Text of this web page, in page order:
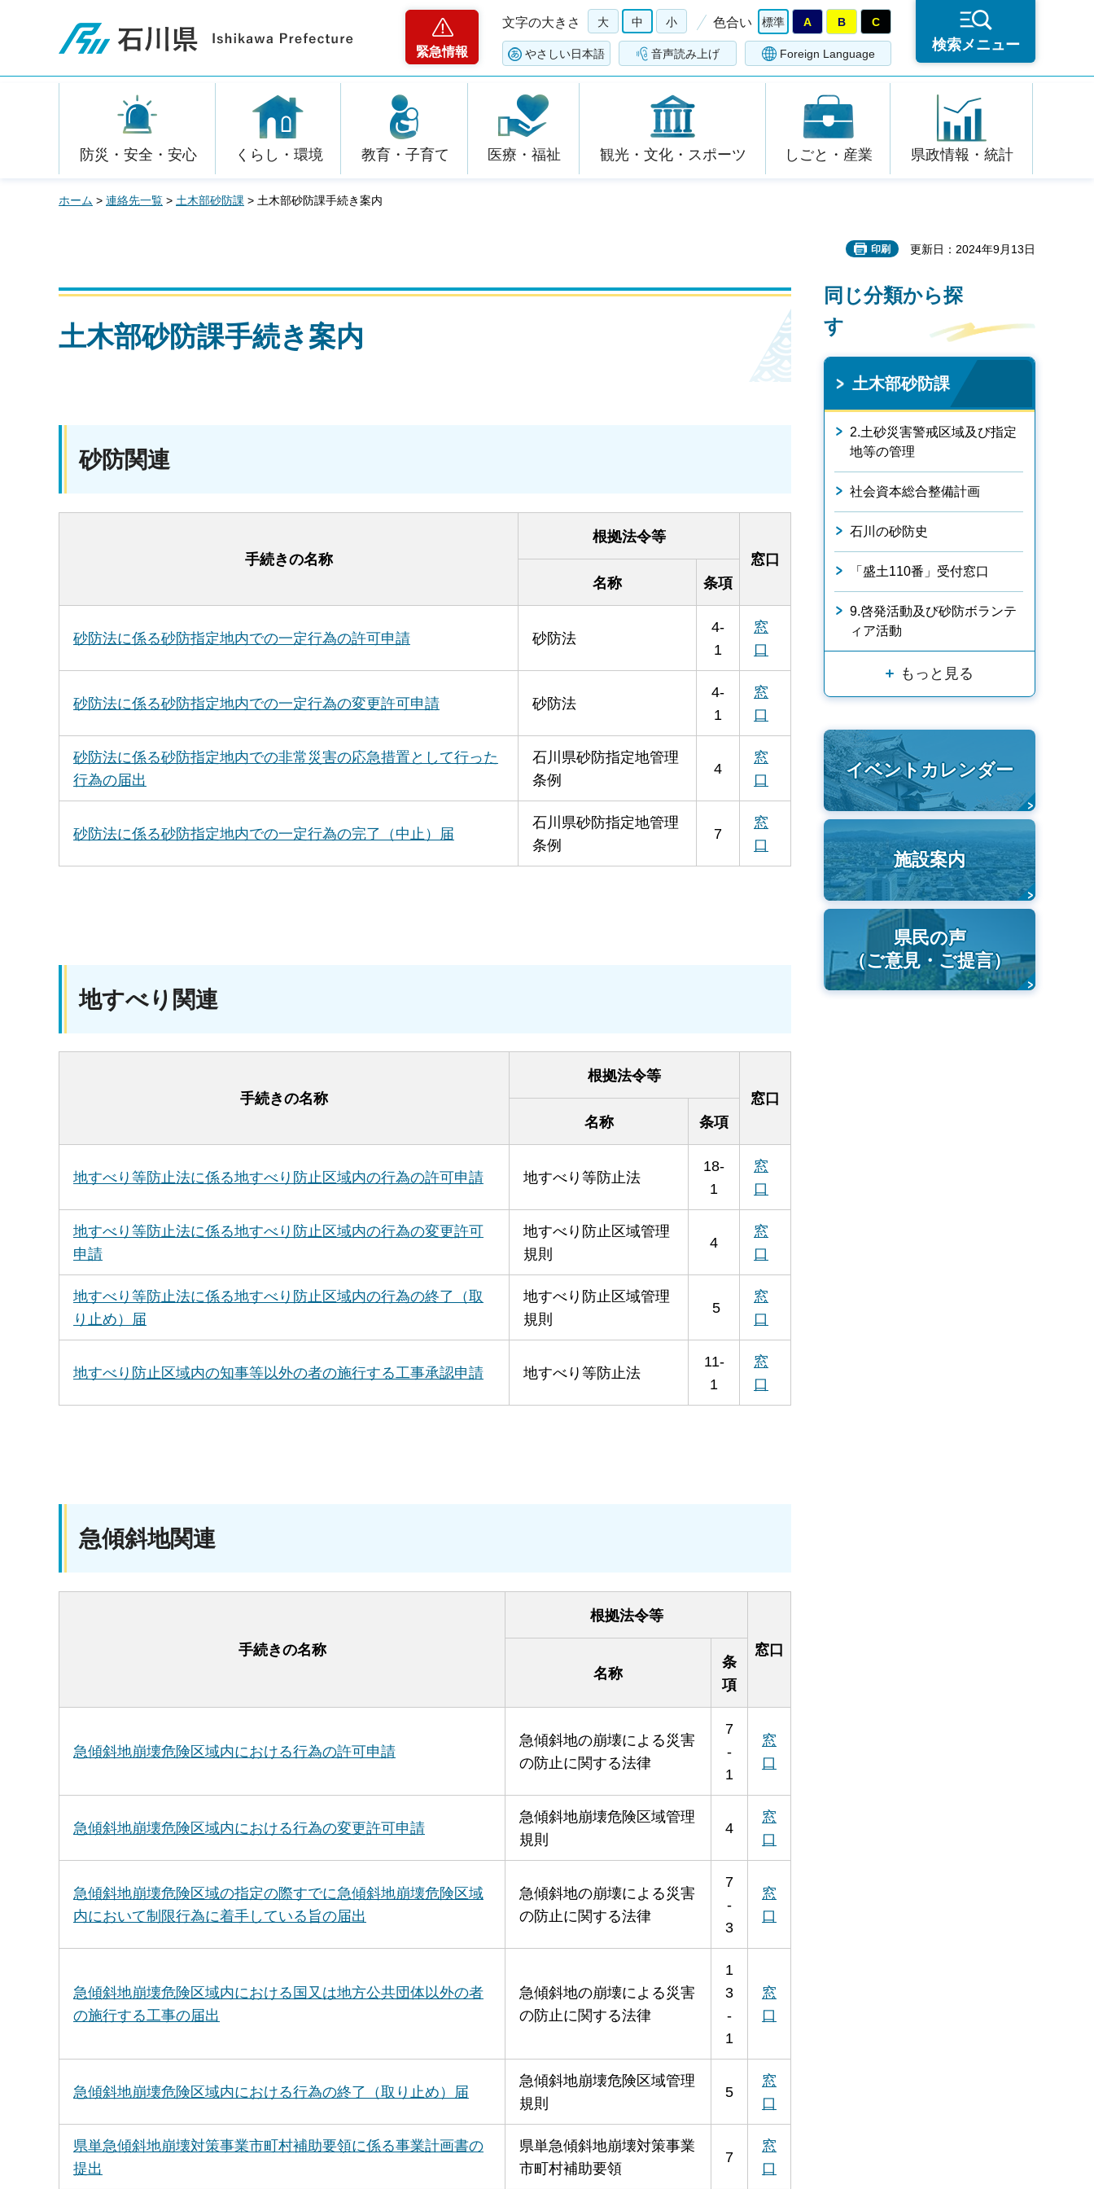
石川県
緊急情報
文字の大きさ 大 中 小 色合い 標準 A B C
やさしい日本語 音声読み上げ Foreign Language
検索メニュー
防災・安全・安心 くらし・環境 教育・子育て 医療・福祉 観光・文化・スポーツ しごと・産業 県政情報・統計
ホーム > 連絡先一覧 > 土木部砂防課 > 土木部砂防課手続き案内
印刷 更新日：2024年9月13日
土木部砂防課手続き案内
砂防関連
手続きの名称
根拠法令等
窓口
名称
条項
砂防法に係る砂防指定地内での一定行為の許可申請 砂防法
4-
1
窓
口
砂防法に係る砂防指定地内での一定行為の変更許可申請 砂防法
4-
1
窓
口
砂防法に係る砂防指定地内での非常災害の応急措置として行った
行為の届出
石川県砂防指定地管理
条例
4
窓
口
砂防法に係る砂防指定地内での一定行為の完了（中止）届
石川県砂防指定地管理
条例
7
窓
口
地すべり関連
手続きの名称
根拠法令等
窓口
名称
条項
地すべり等防止法に係る地すべり防止区域内の行為の許可申請 地すべり等防止法
18-
1
窓
口
地すべり等防止法に係る地すべり防止区域内の行為の変更許可
申請
地すべり防止区域管理
規則
4
窓
口
地すべり等防止法に係る地すべり防止区域内の行為の終了（取
り止め）届
地すべり防止区域管理
規則
5
窓
口
地すべり防止区域内の知事等以外の者の施行する工事承認申請 地すべり等防止法
11-
1
窓
口
急傾斜地関連
手続きの名称
根拠法令等
窓口
名称
条
項
急傾斜地崩壊危険区域内における行為の許可申請
急傾斜地の崩壊による災害
の防止に関する法律
7
-
1
窓
口
急傾斜地崩壊危険区域内における行為の変更許可申請
急傾斜地崩壊危険区域管理
規則
4
窓
口
急傾斜地崩壊危険区域の指定の際すでに急傾斜地崩壊危険区域
内において制限行為に着手している旨の届出
急傾斜地の崩壊による災害
の防止に関する法律
7
-
3
窓
口
急傾斜地崩壊危険区域内における国又は地方公共団体以外の者
の施行する工事の届出
急傾斜地の崩壊による災害
の防止に関する法律
1
3
-
1
窓
口
急傾斜地崩壊危険区域内における行為の終了（取り止め）届
急傾斜地崩壊危険区域管理
規則
5
窓
口
県単急傾斜地崩壊対策事業市町村補助要領に係る事業計画書の
提出
県単急傾斜地崩壊対策事業
市町村補助要領
7
窓
口
同じ分類から探
す
土木部砂防課
2.土砂災害警戒区域及び指定
地等の管理
社会資本総合整備計画
石川の砂防史
「盛土110番」受付窓口
9.啓発活動及び砂防ボランテ
ィア活動
もっと見る
イベントカレンダー
施設案内
県民の声
（ご意見・ご提言）